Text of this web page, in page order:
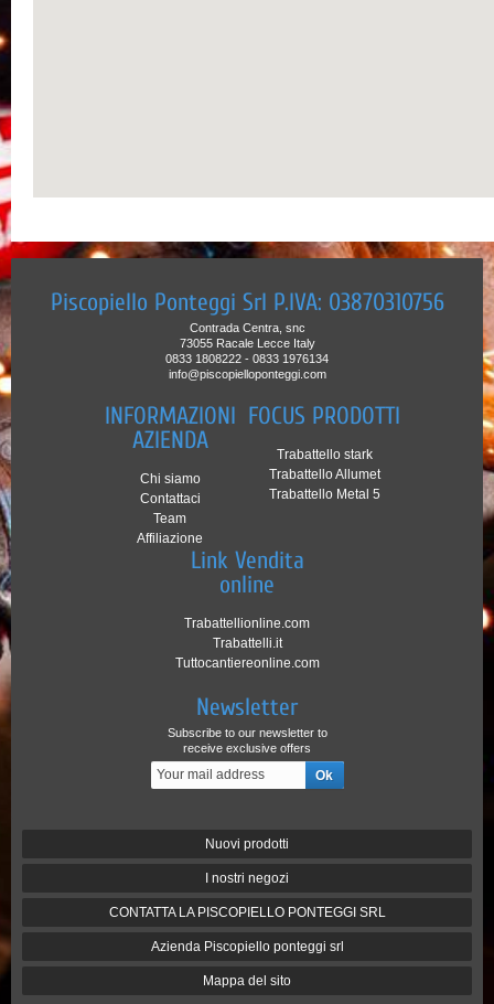
Piscopiello Ponteggi Srl P.IVA: 03870310756
Contrada Centra, snc
73055 Racale Lecce Italy
0833 1808222 - 0833 1976134
info@piscopielloponteggi.com
INFORMAZIONI
AZIENDA
Chi siamo
Contattaci
Team
Affiliazione
FOCUS PRODOTTI
Trabattello stark
Trabattello Allumet
Trabattello Metal 5
Link Vendita
online
Trabattellionline.com
Trabattelli.it
Tuttocantiereonline.com
Newsletter
Subscribe to our newsletter to
receive exclusive offers
Nuovi prodotti
I nostri negozi
CONTATTA LA PISCOPIELLO PONTEGGI SRL
Azienda Piscopiello ponteggi srl
Mappa del sito